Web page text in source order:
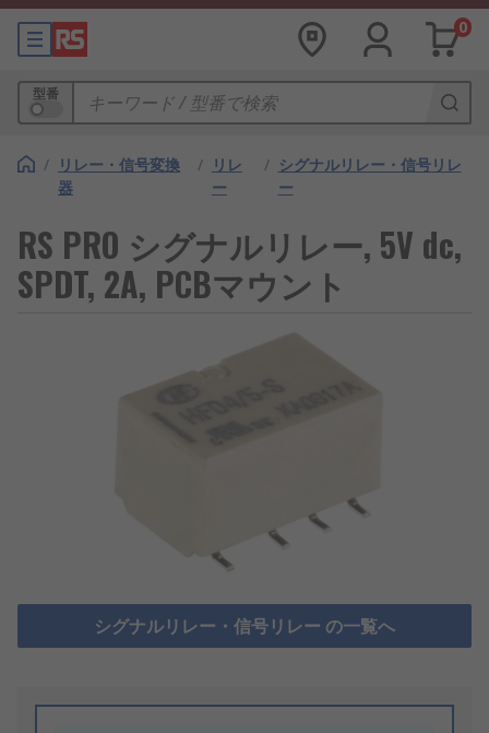
0
型番
/ リレー・信号変換
器
/ リレ
ー
/ シグナルリレー・信号リレ
ー
RS PRO シグナルリレー, 5V dc,
SPDT, 2A, PCBマウント
シグナルリレー・信号リレー の一覧へ